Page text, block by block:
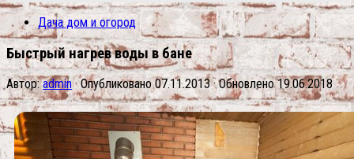
Дача дом и огород
Быстрый нагрев воды в бане
Автор:admin · Опубликовано07.11.2013· Обновлено19.06.2018